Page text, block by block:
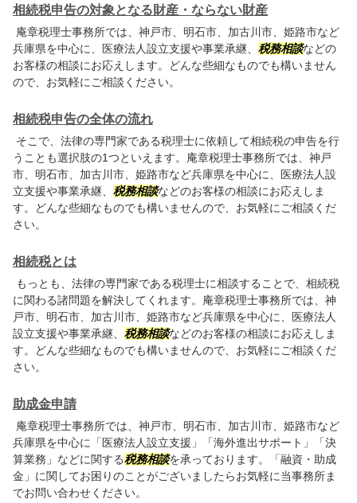
相続税申告の対象となる財産・ならない財産
庵章税理士事務所では、神戸市、明石市、加古川市、姫路市など
兵庫県を中心に、医療法人設立支援や事業承継、 税務相談などの
お客様の相談にお応えします。どんな些細なものでも構いません
ので、お気軽にご相談ください。
相続税申告の全体の流れ
そこで、法律の専門家である税理士に依頼して相続税の申告を行
うことも選択肢の1つといえます。庵章税理士事務所では、神戸
市、明石市、加古川市、姫路市など兵庫県を中心に、医療法人設
立支援や事業承継、 税務相談などのお客様の相談にお応えしま
す。どんな些細なものでも構いませんので、お気軽にご相談くだ
さい。
相続税とは
もっとも、法律の専門家である税理士に相談することで、相続税
に関わる諸問題を解決してくれます。庵章税理士事務所では、神
戸市、明石市、加古川市、姫路市など兵庫県を中心に、医療法人
設立支援や事業承継、 税務相談などのお客様の相談にお応えしま
す。どんな些細なものでも構いませんので、お気軽にご相談くだ
さい。
助成金申請
庵章税理士事務所では、神戸市、明石市、加古川市、姫路市など
兵庫県を中心に「医療法人設立支援」「海外進出サポート」「決
算業務」などに関する税務相談を承っております。「融資・助成
金」に関してお困りのことがございましたらお気軽に当事務所ま
でお問い合わせください。